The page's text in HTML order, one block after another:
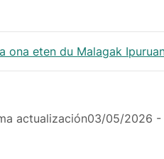
ona eten du Malagak
actualización03/05/2026 -